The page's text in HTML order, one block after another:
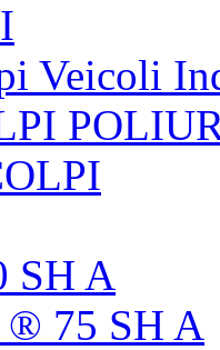
Veicoli
SH A
75 SH A